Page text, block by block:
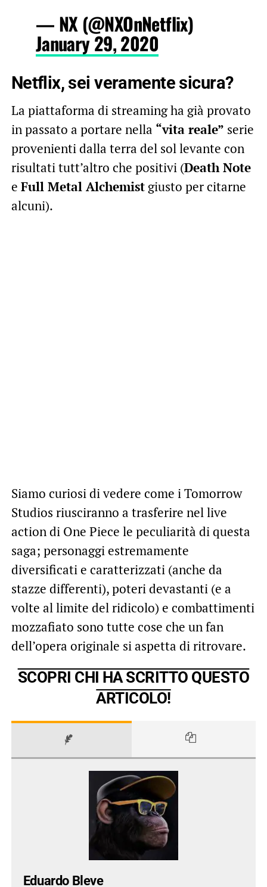
— NX (@NXOnNetflix)
January 29, 2020
Netflix, sei veramente sicura?
La piattaforma di streaming ha già provato
in passato a portare nella “vita reale” serie
provenienti dalla terra del sol levante con
risultati tutt’altro che positivi (Death Note
e Full Metal Alchemistgiusto per citarne
alcuni).
Siamo curiosi di vedere come i Tomorrow
Studios riusciranno a trasferire nel live
action di One Piece le peculiarità di questa
saga; personaggi estremamente
diversificati e caratterizzati (anche da
stazze differenti), poteri devastanti (e a
volte al limite del ridicolo) e combattimenti
mozzafiato sono tutte cose che un fan
dell’opera originale si aspetta di ritrovare.
SCOPRI CHI HA SCRITTO QUESTO
ARTICOLO!
Eduardo Bleve